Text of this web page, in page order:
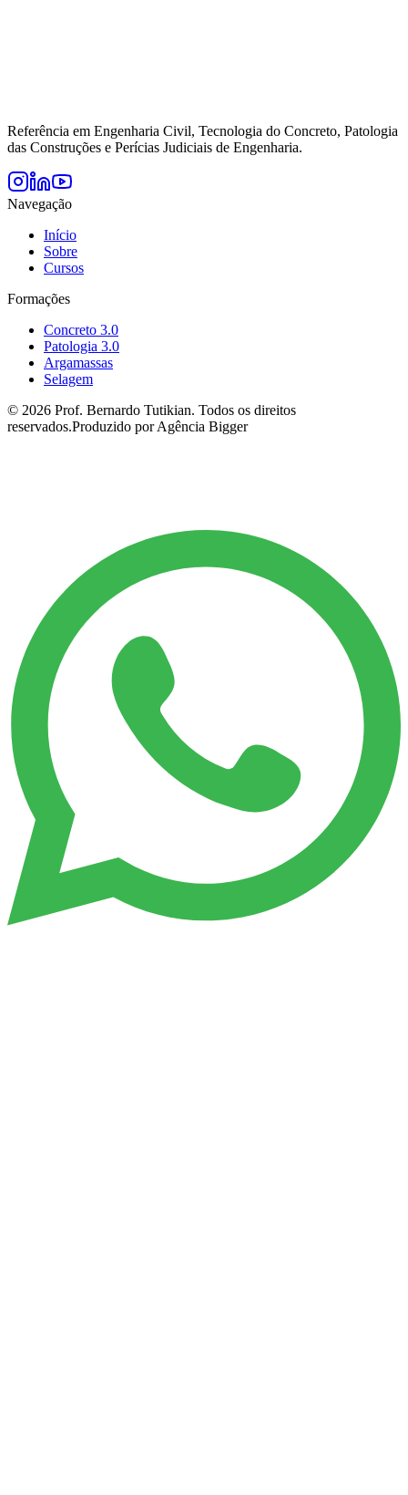
Referência em Engenharia Civil, Tecnologia do Concreto, Patologia
das Construções e Perícias Judiciais de Engenharia.
Navegação
Início
Sobre
Cursos
Formações
Concreto 3.0
Patologia 3.0
Argamassas
Selagem
© 2026 Prof. Bernardo Tutikian. Todos os direitos
reservados.Produzido por Agência Bigger